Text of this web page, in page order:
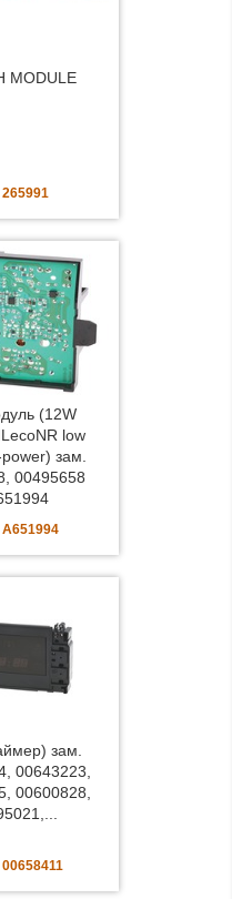
MODULE
265991
(12W
low
зам.
00495658
A651994
зам.
00643223,
00600828,
00658411